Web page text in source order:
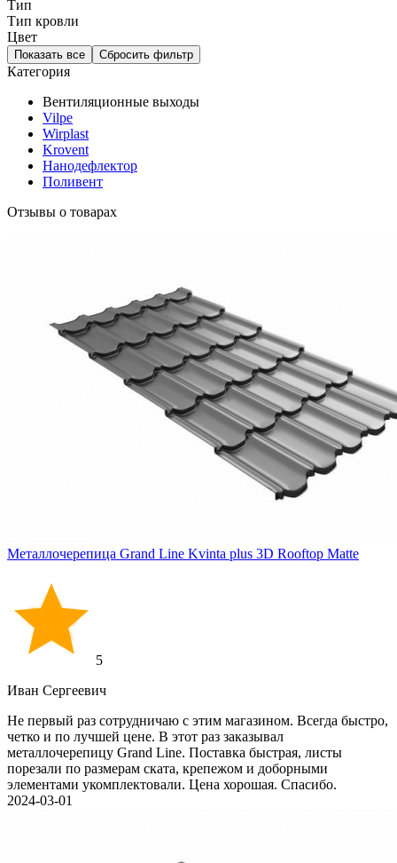
Тип
Тип кровли
Цвет
Показать все Сбросить фильтр
Категория
Вентиляционные выходы
Vilpe
Wirplast
Krovent
Нанодефлектор
Поливент
Отзывы о товарах
Металлочерепица Grand Line Kvinta plus 3D Rooftop Matte
5
Иван Cергеевич
Не первый раз сотрудничаю с этим магазином. Всегда быстро,
четко и по лучшей цене. В этот раз заказывал
металлочерепицу Grand Line. Поставка быстрая, листы
порезали по размерам ската, крепежом и доборными
элементами укомплектовали. Цена хорошая. Спасибо.
2024-03-01